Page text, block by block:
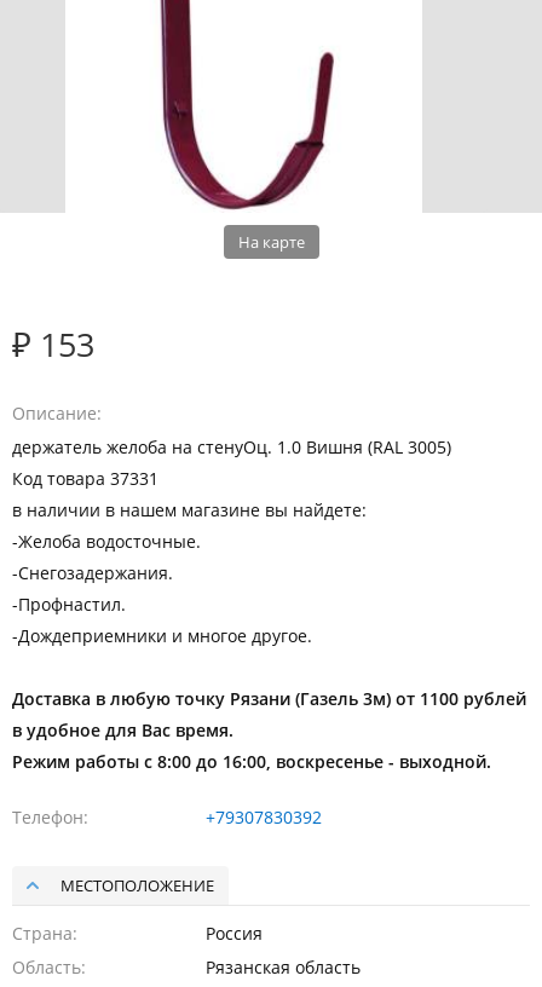
На карте
₽ 153
Описание
держатель желоба на стенуОц. 1.0 Вишня (RAL 3005)
Код товара 37331
в наличии в нашем магазине вы найдете:
-Желоба водосточные.
-Снегозадержания.
-Профнастил.
-Дождеприемники и многое другое.
Доставка в любую точку Рязани (Газель 3м) от 1100 рублей
в удобное для Вас время.
Режим работы с 8:00 до 16:00, воскресенье - выходной.
Телефон +79307830392
МЕСТОПОЛОЖЕНИЕ
Страна
Россия
Область
Рязанская область